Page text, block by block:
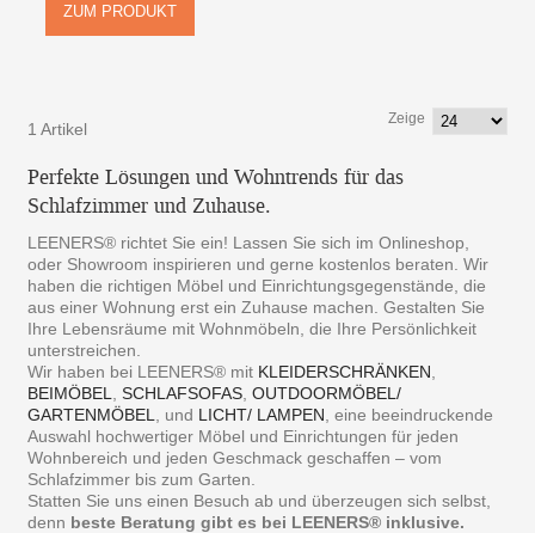
ZUM PRODUKT
1 Artikel
Zeige
Perfekte Lösungen und Wohntrends für das
Schlafzimmer und Zuhause.
LEENERS® richtet Sie ein! Lassen Sie sich im Onlineshop,
oder Showroom inspirieren und gerne kostenlos beraten. Wir
haben die richtigen Möbel und Einrichtungsgegenstände, die
aus einer Wohnung erst ein Zuhause machen. Gestalten Sie
Ihre Lebensräume mit Wohnmöbeln, die Ihre Persönlichkeit
unterstreichen.
Wir haben bei LEENERS® mit KLEIDERSCHRÄNKEN
BEIMÖBEL
,SCHLAFSOFAS ,OUTDOORMÖBEL/
GARTENMÖBEL
, und LICHT/ LAMPEN , eine beeindruckende
Auswahl hochwertiger Möbel und Einrichtungen für jeden
Wohnbereich und jeden Geschmack geschaffen – vom
Schlafzimmer bis zum Garten.
Statten Sie uns einen Besuch ab und überzeugen sich selbst,
denn beste Beratung gibt es bei LEENERS® inklusive.